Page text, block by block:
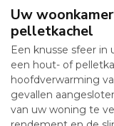
Uw
pelletkachel
Een knusse sfeer
een hout- of
hoofdverwarming
gevallen
van uw woning te